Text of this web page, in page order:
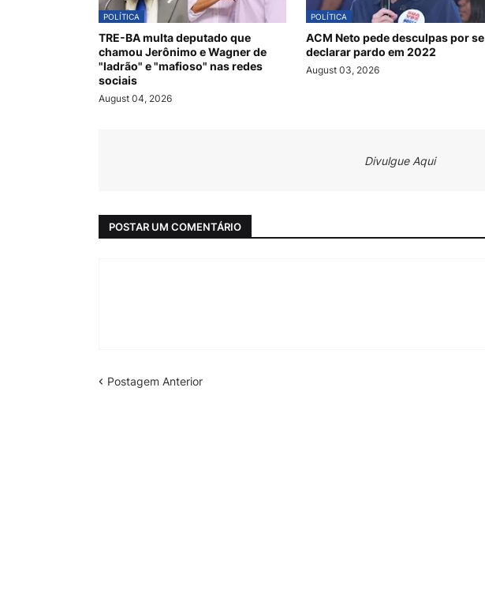
POLÍTICA
TRE-BA multa deputado que
chamou Jerônimo e Wagner de
"ladrão" e "mafioso" nas redes
sociais
August 04, 2026
POLÍTICA
ACM Neto pede desculpas por se
declarar pardo em 2022
August 03, 2026
Divulgue Aqui
POSTAR UM COMENTÁRIO
Postagem Anterior